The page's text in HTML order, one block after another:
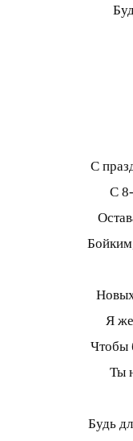
С
С
Я
Чтобы
Ты
Будь